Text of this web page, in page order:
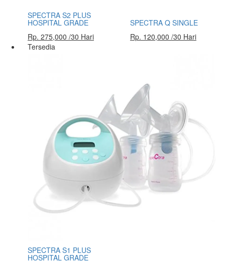
SPECTRA S2 PLUS
HOSPITAL GRADE
Rp. 275,000 /30 Hari
SPECTRA Q SINGLE
Rp. 120,000 /30 Hari
Tersedia
SPECTRA S1 PLUS
HOSPITAL GRADE